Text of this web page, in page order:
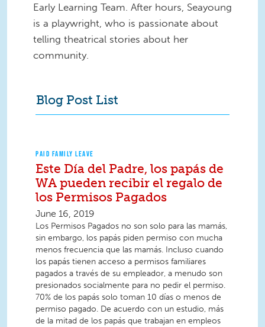
Early Learning Team. After hours, Seayoung
is a playwright, who is passionate about
telling theatrical stories about her
community.
Blog Post List
PAID FAMILY LEAVE
Este Día del Padre, los papás de
WA pueden recibir el regalo de
los Permisos Pagados
June 16, 2019
Los Permisos Pagados no son solo para las mamás,
sin embargo, los papás piden permiso con mucha
menos frecuencia que las mamás. Incluso cuando
los papás tienen acceso a permisos familiares
pagados a través de su empleador, a menudo son
presionados socialmente para no pedir el permiso.
70% de los papás solo toman 10 días o menos de
permiso pagado. De acuerdo con un estudio, más
de la mitad de los papás que trabajan en empleos